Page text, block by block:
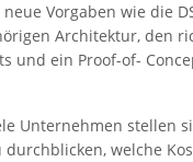
Vorgaben wie die
Architektur, den
und ein Proof-of-
Unternehmen stellen
welche